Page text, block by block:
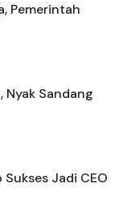
Pemerintah
Nyak Sandang
Jadi CEO